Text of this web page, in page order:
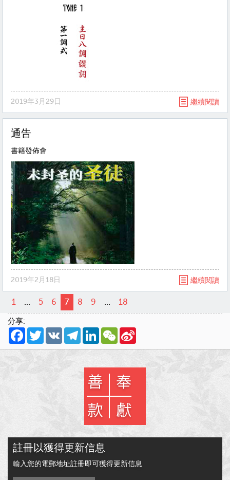
2019年3月29日 繼續閱讀
通告
書籍發佈會
2019年2月18日 繼續閱讀
1 ... 5 6 7 8 9 ... 18
分享:
Facebook
TwitterVK TelegramLinkedInWeChat
註冊以獲得更新信息
輸入您的電郵地址註冊即可獲得更新信息